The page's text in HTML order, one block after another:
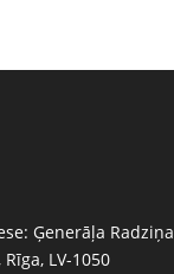
Ģenerāļa Radziņa
LV-1050